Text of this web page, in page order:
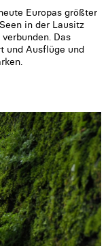
Europas größter
in der Lausitz
Das
und Ausflüge und